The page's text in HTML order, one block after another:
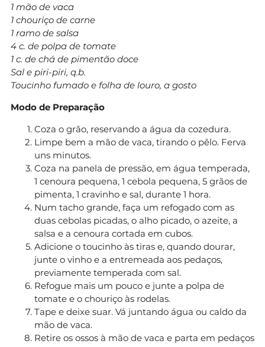
1 mão de vaca
1 chouriço de carne
1 ramo de salsa
4 c. de polpa de tomate
1 c. de chá de pimentão doce
Sal e piri-piri, q.b.
Toucinho fumado e folha de louro, a gosto
Modo de Preparação
Coza o grão, reservando a água da cozedura.
Limpe bem a mão de vaca, tirando o pêlo. Ferva
uns minutos.
Coza na panela de pressão, em água temperada,
1 cenoura pequena, 1 cebola pequena, 5 grãos de
pimenta, 1 cravinho e sal, durante 1 hora.
Num tacho grande, faça um refogado com as
duas cebolas picadas, o alho picado, o azeite, a
salsa e a cenoura cortada em cubos.
Adicione o toucinho às tiras e, quando dourar,
junte o vinho e a entremeada aos pedaços,
previamente temperada com sal.
Refogue mais um pouco e junte a polpa de
tomate e o chouriço às rodelas.
Tape e deixe suar. Vá juntando água ou caldo da
mão de vaca.
Retire os ossos à mão de vaca e parta em pedaços